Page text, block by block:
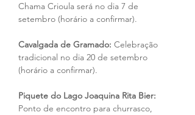
Chama Crioula será no dia 7 de
setembro (horário a confirmar).
Cavalgada de Gramado: Celebração
tradicional no dia 20 de setembro
(horário a confirmar).
Piquete do Lago Joaquina Rita Bier:
Ponto de encontro para churrasco,